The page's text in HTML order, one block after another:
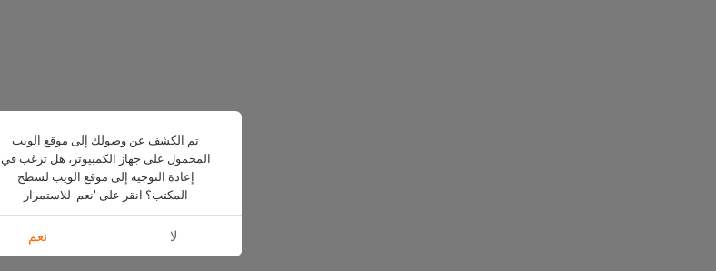
تم الكشف عن وصولك إلى موقع الويب
المحمول على جهاز الكمبيوتر، هل ترغب في
إعادة التوجيه إلى موقع الويب لسطح
المكتب؟ انقر على 'نعم' للاستمرار
لا نعم